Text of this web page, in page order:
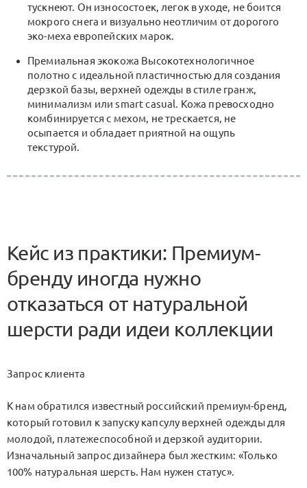
тускнеют. Он износостоек, легок в уходе, не боится
мокрого снега и визуально неотличим от дорогого
эко-меха европейских марок.
Премиальная экокожа Высокотехнологичное
полотно с идеальной пластичностью для создания
дерзкой базы, верхней одежды в стиле гранж,
минимализм или smart casual. Кожа превосходно
комбинируется с мехом, не трескается, не
осыпается и обладает приятной на ощупь
текстурой.
Кейс из практики: Премиум-
бренду иногда нужно
отказаться от натуральной
шерсти ради идеи коллекции
Запрос клиента
К нам обратился известный российский премиум-бренд,
который готовил к запуску капсулу верхней одежды для
молодой, платежеспособной и дерзкой аудитории.
Изначальный запрос дизайнера был жестким: «Только
100% натуральная шерсть. Нам нужен статус».